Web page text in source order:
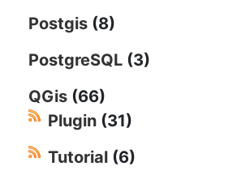
Postgis (8)
PostgreSQL (3)
QGis (66)
Plugin (31)
Tutorial (6)